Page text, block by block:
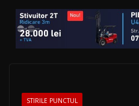
STIRILE PUNCTUL